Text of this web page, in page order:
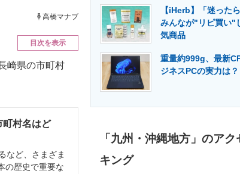
高橋マナブ
目次を表示
崎県の市町村
町村名はど
など、さまざま
の歴史で重要な
【iHerb】「迷った
みんなが"リピ買い"
気商品
重量約999g、最新
ジネスPCの実力は？
「九州・沖縄地方」のアク
キング